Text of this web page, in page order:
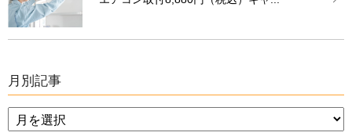
月別記事